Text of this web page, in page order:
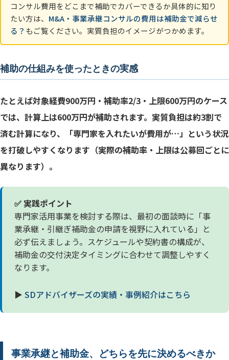
コンサル費用をどこまで補助でカバーできるか具体的に知り
たい方は、 M&A・事業承継コンサルの費用は補助金で減らせ
る？ もご覧ください。実質負担のイメージがつかめます。
補助の仕組みを使ったときの実感
たとえば対象経費900万円・補助率2/3・上限600万円のケース
では、計算上は600万円が補助されます。実質負担は約3割で
済む計算になり、「専門家を入れたいが費用が…」という状況
を打破しやすくなります（実際の補助率・上限は公募回ごとに
異なります）。
✅ 実践ポイント
専門家活用事業を検討する際は、最初の面談時に「事
業承継・引継ぎ補助金の申請を視野に入れている」と
必ず伝えましょう。スケジュールや契約書の構成が、
補助金の交付決定タイミングに合わせて調整しやすく
なります。
▶ SDアドバイザーズの実績・事例紹介はこちら
事業承継と補助金、どちらを先に決めるべきか